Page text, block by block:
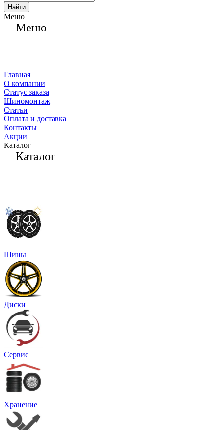
Найти
Меню
Меню
Главная
О компании
Статус заказа
Шиномонтаж
Статьи
Оплата и доставка
Контакты
Акции
Каталог
Каталог
Шины
Диски
Сервис
Хранение